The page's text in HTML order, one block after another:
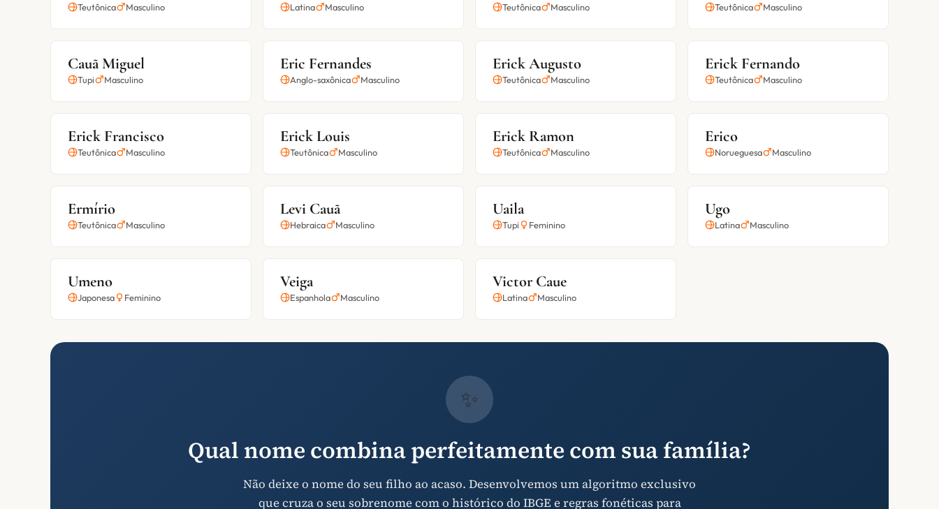
Teutônica Masculino Latina Masculino Teutônica Masculino Teutônica Masculino
Cauã Miguel
Tupi Masculino
Eric Fernandes
Anglo-saxônica Masculino
Erick Augusto
Teutônica Masculino
Erick Fernando
Teutônica Masculino
Erick Francisco
Teutônica Masculino
Erick Louis
Teutônica Masculino
Erick Ramon
Teutônica Masculino
Erico
Norueguesa Masculino
Ermírio
Teutônica Masculino
Levi Cauã
Hebraica Masculino
Uaila
Tupi Feminino
Ugo
Latina Masculino
Umeno
Japonesa Feminino
Veiga
Espanhola Masculino
Victor Caue
Latina Masculino
✨
Qual nome combina perfeitamente com sua família?
Não deixe o nome do seu filho ao acaso. Desenvolvemos um algoritmo exclusivo
que cruza o seu sobrenome com o histórico do IBGE e regras fonéticas para